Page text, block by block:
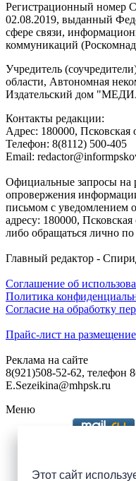
Этот сайт
Регистрационный
02.08.2019, выданный
сфере связи,
коммуникаций
Учредитель
области, Автономная
Издательский дом
Контакты редакции:
Адреc: 180000, Псковская
Телефон: 8(8112) 500-405
Email:
Официальные запросы на
опровержения
письмом с уведомлением
адресу: 180000,
либо обращаться лично по
Главный редактор -
Соглашение об
Политика
Согласие на обработку
Прайс-лист на
Реклама на сайте
8(921)508-52-62, телефон
E.Sezeikina@mhpsk.ru
Меню